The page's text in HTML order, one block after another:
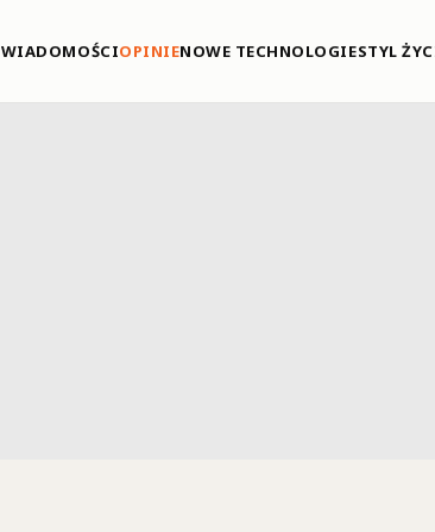
WIADOMOŚCIOPINIENOWE TECHNOLOGIESTYL